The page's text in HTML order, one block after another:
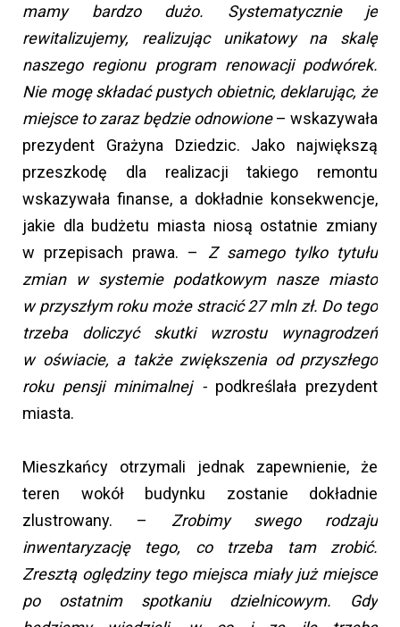
mamy bardzo dużo. Systematycznie je
rewitalizujemy, realizując unikatowy na skalę
naszego regionu program renowacji podwórek.
Nie mogę składać pustych obietnic, deklarując, że
miejsce to zaraz będzie odnowione– wskazywała
prezydent Grażyna Dziedzic. Jako największą
przeszkodę dla realizacji takiego remontu
wskazywała finanse, a dokładnie konsekwencje,
jakie dla budżetu miasta niosą ostatnie zmiany
w przepisach prawa. – Z samego tylko tytułu
zmian w systemie podatkowym nasze miasto
w przyszłym roku może stracić 27 mln zł. Do tego
trzeba doliczyć skutki wzrostu wynagrodzeń
w oświacie, a także zwiększenia od przyszłego
roku pensji minimalnej -podkreślała prezydent
miasta.
Mieszkańcy otrzymali jednak zapewnienie, że
teren wokół budynku zostanie dokładnie
zlustrowany. – Zrobimy swego rodzaju
inwentaryzację tego, co trzeba tam zrobić.
Zresztą oględziny tego miejsca miały już miejsce
po ostatnim spotkaniu dzielnicowym. Gdy